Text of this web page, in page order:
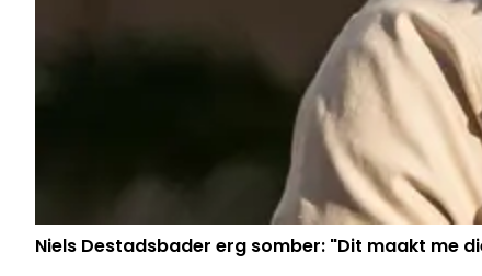
Niels Destadsbader erg somber: "Dit maakt me